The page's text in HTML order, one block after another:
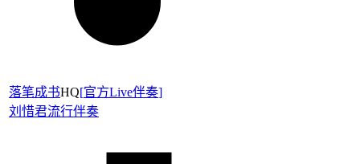
落笔成书HQ[官方Live伴奏]
刘惜君流行伴奏